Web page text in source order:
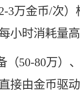
3万金币/次
小时消耗量
50-80万）
接由金币驱